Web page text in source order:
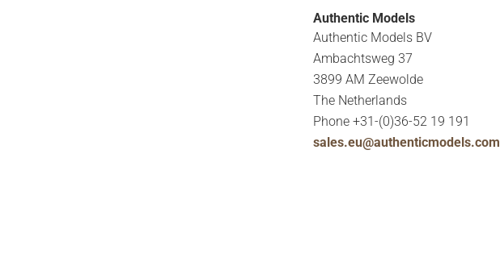
Authentic Models
Authentic Models BV
Ambachtsweg 37
3899 AM Zeewolde
The Netherlands
Phone +31-(0)36-52 19 191
sales.eu@authenticmodels.com